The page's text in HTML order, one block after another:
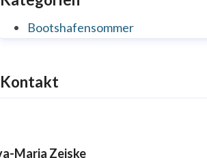
Bootshafensommer
Kontakt
Maria Zeiske